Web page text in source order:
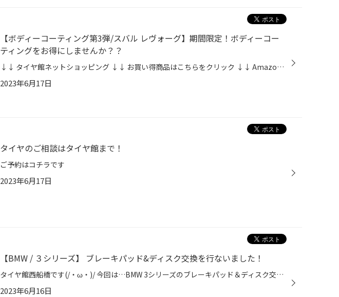
【ボディーコーティング第3弾/スバル レヴォーグ】期間限定！ボディーコー
ティングをお得にしませんか？？
↓↓ タイヤ館ネットショッピング ↓↓ お買い得商品はこちらをクリック ↓↓ Amazonで手軽に買える！ ↓↓ Amazon購入はこちらをクリック 記事をご覧いただき誠にありがとうございます！ 今回は【スバル/レヴォーグ】のボディーコーティングのご紹介となります。 当店で依頼しているコーティング屋さんは大...
2023年6月17日
タイヤのご相談はタイヤ館まで！
ご予約はコチラです
2023年6月17日
【BMW / ３シリーズ】 ブレーキパッド&ディスク交換を行ないました！
タイヤ館西船橋です(/・ω・)/ 今回は…BMW 3シリーズのブレーキパッド＆ディスク交換を提携工場さんの方で交換させていただきました。 ↓↓ タイヤ館だけ！安心の定額制 ↓↓ 便利なサブスク購入はこちらをクリック ↓↓ タイヤ館ネットショッピング ↓↓ お買い得商品はこちらをクリック ↓↓ Amazonで手軽に...
2023年6月16日